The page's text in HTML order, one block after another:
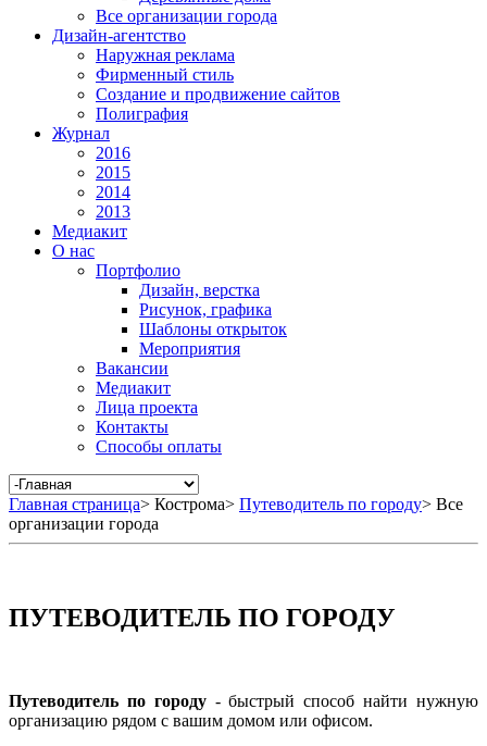
Все организации города
Дизайн-агентство
Наружная реклама
Фирменный стиль
Создание и продвижение сайтов
Полиграфия
Журнал
2016
2015
2014
2013
Медиакит
О нас
Портфолио
Дизайн, верстка
Рисунок, графика
Шаблоны открыток
Мероприятия
Вакансии
Медиакит
Лица проекта
Контакты
Способы оплаты
Главная страница> Кострома> Путеводитель по городу> Все
организации города
ПУТЕВОДИТЕЛЬ ПО ГОРОДУ
Путеводитель по городу- быстрый способ найти нужную
организацию рядом с вашим домом или офисом.